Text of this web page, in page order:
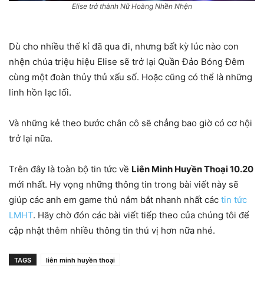
Elise trở thành Nữ Hoàng Nhền Nhện
Dù cho nhiều thế kỉ đã qua đi, nhưng bất kỳ lúc nào con
nhện chúa triệu hiệu Elise sẽ trở lại Quần Đảo Bóng Đêm
cùng một đoàn thủy thủ xấu số. Hoặc cũng có thể là những
linh hồn lạc lối.
Và những kẻ theo bước chân cô sẽ chẳng bao giờ có cơ hội
trở lại nữa.
Trên đây là toàn bộ tin tức về Liên Minh Huyền Thoại 10.20
mới nhất. Hy vọng những thông tin trong bài viết này sẽ
giúp các anh em game thủ nắm bắt nhanh nhất các tin tức
LMHT. Hãy chờ đón các bài viết tiếp theo của chúng tôi để
cập nhật thêm nhiều thông tin thú vị hơn nữa nhé.
TAGS liên minh huyền thoại